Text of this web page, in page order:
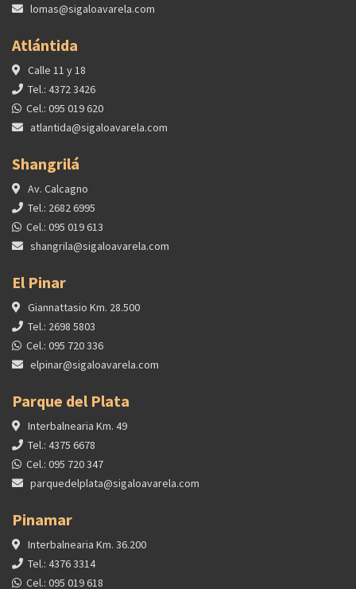
lomas@sigaloavarela.com
Atlántida
Calle 11 y 18
Tel.: 4372 3426
Cel.: 095 019 620
atlantida@sigaloavarela.com
Shangrilá
Av. Calcagno
Tel.: 2682 6995
Cel.: 095 019 613
shangrila@sigaloavarela.com
El Pinar
Giannattasio Km. 28.500
Tel.: 2698 5803
Cel.: 095 720 336
elpinar@sigaloavarela.com
Parque del Plata
Interbalnearia Km. 49
Tel.: 4375 6678
Cel.: 095 720 347
parquedelplata@sigaloavarela.com
Pinamar
Interbalnearia Km. 36.200
Tel.: 4376 3314
Cel.: 095 019 618